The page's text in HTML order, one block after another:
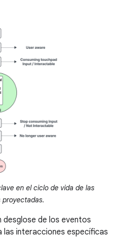
en el ciclo de vida de las
desglose de los eventos
interacciones específicas